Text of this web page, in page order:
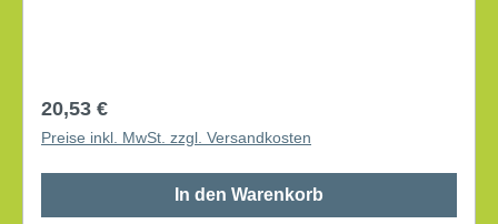
Regulärer Preis:
20,53 €
Preise inkl. MwSt. zzgl. Versandkosten
In den Warenkorb